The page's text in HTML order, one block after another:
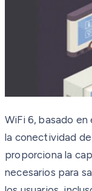
WiFi 6, basado en
la conectividad
proporciona la
necesarios para